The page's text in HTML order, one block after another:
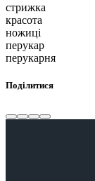
стрижка
красота
ножиці
перукар
перукарня
Поділитися